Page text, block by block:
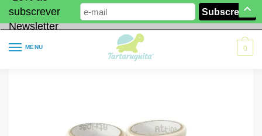
subscrever
Newsletter
MENU 0